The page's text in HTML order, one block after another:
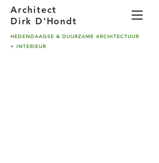
Architect
Dirk D'Hondt
HEDENDAAGSE & DUURZAME ARCHITECTUUR
+ INTERIEUR